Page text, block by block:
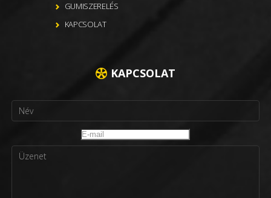
GUMISZERELÉS
KAPCSOLAT
KAPCSOLAT